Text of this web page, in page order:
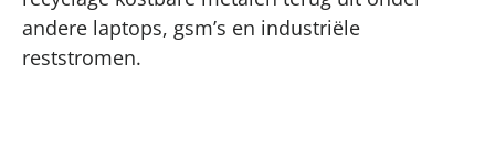
andere laptops, gsm’s en industriële
reststromen.